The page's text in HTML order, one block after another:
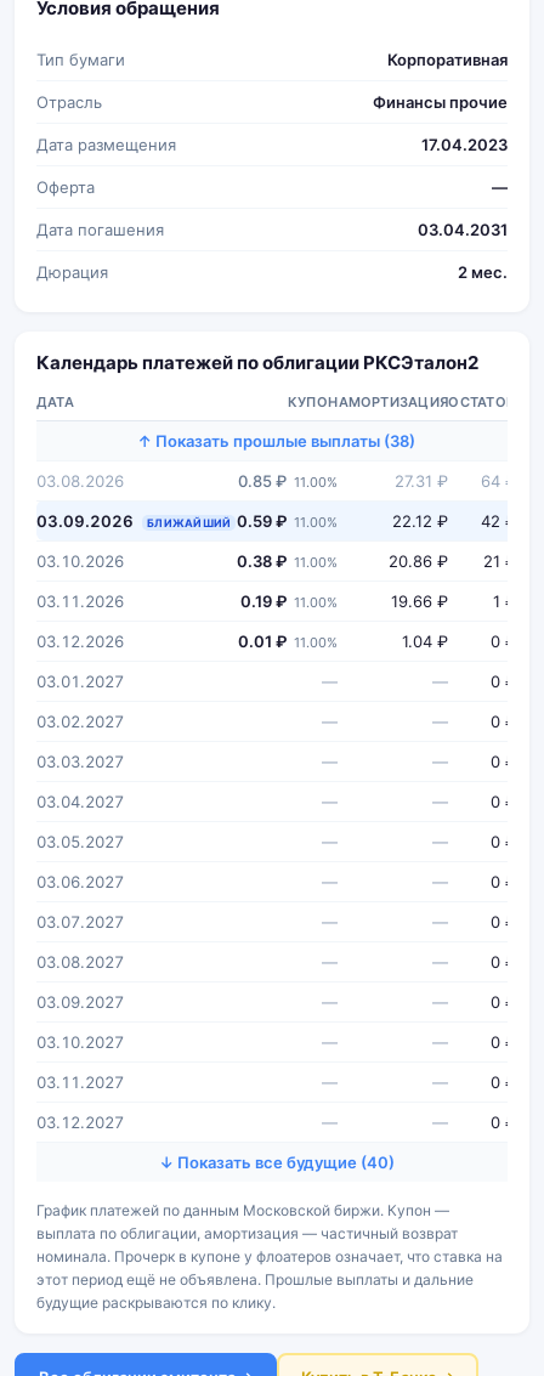
Условия обращения
Тип бумаги Корпоративная
Отрасль Финансы прочие
Дата размещения 17.04.2023
Оферта —
Дата погашения 03.04.2031
Дюрация 2 мес.
Календарь платежей по облигации РКСЭталон2
ДАТА КУПОНАМОРТИЗАЦИЯОСТАТОК
↑ Показать прошлые выплаты (38)
03.08.2026 0.85 ₽ 11.00% 27.31 ₽ 64 ₽
03.09.2026 БЛИЖАЙШИЙ 0.59 ₽ 11.00% 22.12 ₽ 42 ₽
03.10.2026 0.38 ₽ 11.00% 20.86 ₽ 21 ₽
03.11.2026 0.19 ₽ 11.00% 19.66 ₽ 1 ₽
03.12.2026 0.01 ₽ 11.00% 1.04 ₽ 0 ₽
03.01.2027 — — 0 ₽
03.02.2027 — — 0 ₽
03.03.2027 — — 0 ₽
03.04.2027 — — 0 ₽
03.05.2027 — — 0 ₽
03.06.2027 — — 0 ₽
03.07.2027 — — 0 ₽
03.08.2027 — — 0 ₽
03.09.2027 — — 0 ₽
03.10.2027 — — 0 ₽
03.11.2027 — — 0 ₽
03.12.2027 — — 0 ₽
↓ Показать все будущие (40)
График платежей по данным Московской биржи. Купон —
выплата по облигации, амортизация — частичный возврат
номинала. Прочерк в купоне у флоатеров означает, что ставка на
этот период ещё не объявлена. Прошлые выплаты и дальние
будущие раскрываются по клику.